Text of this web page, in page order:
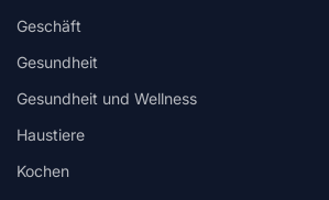
Geschäft
Gesundheit
Gesundheit und Wellness
Haustiere
Kochen